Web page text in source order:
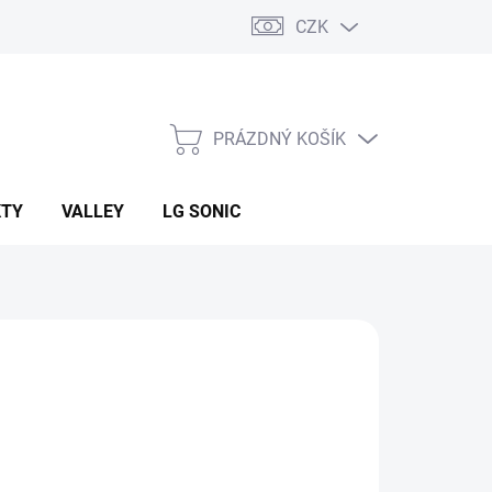
CZK
NÁKUPNÍ
PRÁZDNÝ KOŠÍK
VALLEY LG SONIC